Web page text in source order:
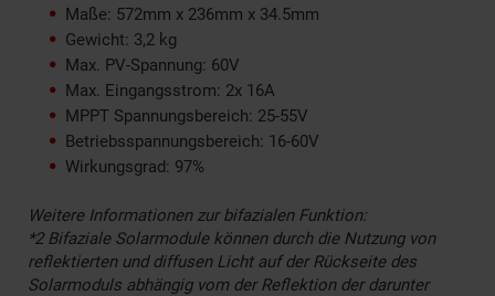
Maße: 572mm x 236mm x 34.5mm
Gewicht: 3,2 kg
Max. PV-Spannung: 60V
Max. Eingangsstrom: 2x 16A
MPPT Spannungsbereich: 25-55V
Betriebsspannungsbereich: 16-60V
Wirkungsgrad: 97%
Weitere Informationen zur bifazialen Funktion:
*2 Bifaziale Solarmodule können durch die Nutzung von
reflektierten und diffusen Licht auf der Rückseite des
Solarmoduls abhängig vom der Reflektion der darunter